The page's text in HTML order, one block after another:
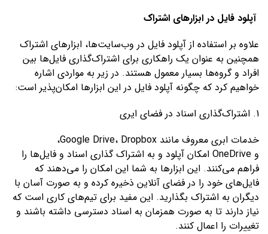
آپلود فایل در ابزارهای اشتراک
علاوه بر استفاده از آپلود فایل در وب‌سایت‌ها، ابزارهای اشتراک
همچنین به عنوان یک راهکاری برای اشتراک‌گذاری فایل‌ها بین
افراد و گروه‌ها بسیار معمول هستند. در زیر به مواردی اشاره
خواهیم کرد که چگونه آپلود فایل در این ابزارها امکان‌پذیر است:
1. اشتراک‌گذاری اسناد در فضای ایری
خدمات ابری معروف مانند Google Drive، Dropbox،
و OneDrive امکان آپلود و به اشتراک گذاری اسناد و فایل‌ها را
فراهم می‌کنند. این ابزارها به شما این امکان را می‌دهند که
فایل‌های خود را در فضای آنلاین ذخیره کرده و به صورت آسان با
دیگران به اشتراک بگذارید. این مفید برای تیم‌های کاری است که
نیاز دارند تا به صورت همزمان به اسناد دسترسی داشته باشند و
تغییرات را اعمال کنند.